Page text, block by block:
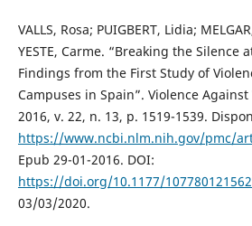
VALLS, Rosa; PUIGBERT, Lidia;
YESTE, Carme. “Breaking the Silence
Findings from the First Study of
Campuses in Spain”. Violence
2016, v. 22, n. 13, p. 1519-1539.
https://www.ncbi.nlm.nih.gov/pmc/
Epub 29-01-2016. DOI:
https://doi.org/10.1177/
03/03/2020.